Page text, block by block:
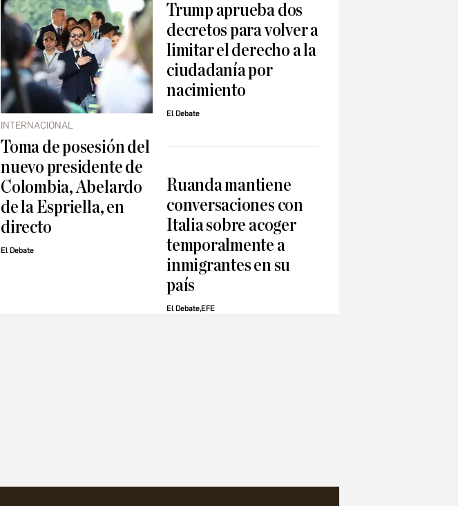
INTERNACIONAL
Toma de posesión del
nuevo presidente de
Colombia, Abelardo
de la Espriella, en
directo
El Debate
Trump aprueba dos
decretos para volver a
limitar el derecho a la
ciudadanía por
nacimiento
El Debate
Ruanda mantiene
conversaciones con
Italia sobre acoger
temporalmente a
inmigrantes en su
país
El Debate,EFE